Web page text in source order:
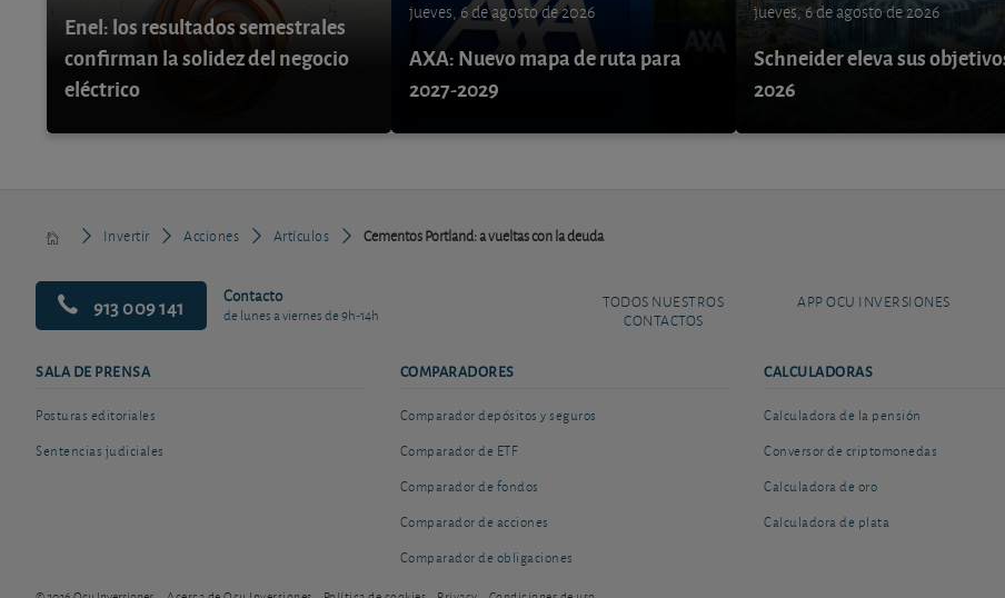
Enel: los resultados semestrales
confirman la solidez del negocio
eléctrico
jueves, 6 de agosto de 2026
AXA: Nuevo mapa de ruta para
2027-2029
jueves, 6 de agosto de 2026
Schneider eleva sus
2026
Invertir Acciones Artículos Cementos Portland: a vueltas con la deuda
913 009 141 Contacto
de lunes a viernes de 9h-14h
TODOS NUESTROS
CONTACTOS
APP OCU INVERSIONES
SALA DE PRENSA
Posturas editoriales
Sentencias judiciales
COMPARADORES
Comparador depósitos y seguros
Comparador de ETF
Comparador de fondos
Comparador de acciones
Comparador de obligaciones
CALCULADORAS
Calculadora de la pensión
Conversor de criptomonedas
Calculadora de oro
Calculadora de plata